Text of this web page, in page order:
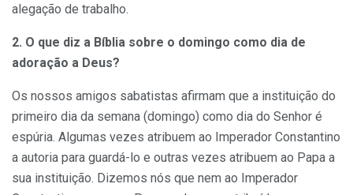
alegação de trabalho.
2. O que diz a Bíblia sobre o domingo como dia de
adoração a Deus?
Os nossos amigos sabatistas afirmam que a instituição do
primeiro dia da semana (domingo) como dia do Senhor é
espúria. Algumas vezes atribuem ao Imperador Constantino
a autoria para guardá-lo e outras vezes atribuem ao Papa a
sua instituição. Dizemos nós que nem ao Imperador